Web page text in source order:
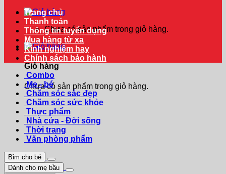
Chưa có sản phẩm trong giỏ hàng.
Giỏ hàng
Chưa có sản phẩm trong giỏ hàng.
Trang chủ
Thanh toán
Thông tin tuyển dụng
Mua hàng từ xa
Kinh nghiệm hay
Chính sách bảo hành
Combo
Mẹ - bé
Chăm sóc sác đẹp
Chăm sóc sức khỏe
Thực phẩm
Nhà cửa - Đời sống
Thời trang
Văn phòng phẩm
Bỉm cho bé
Dành cho mẹ bầu